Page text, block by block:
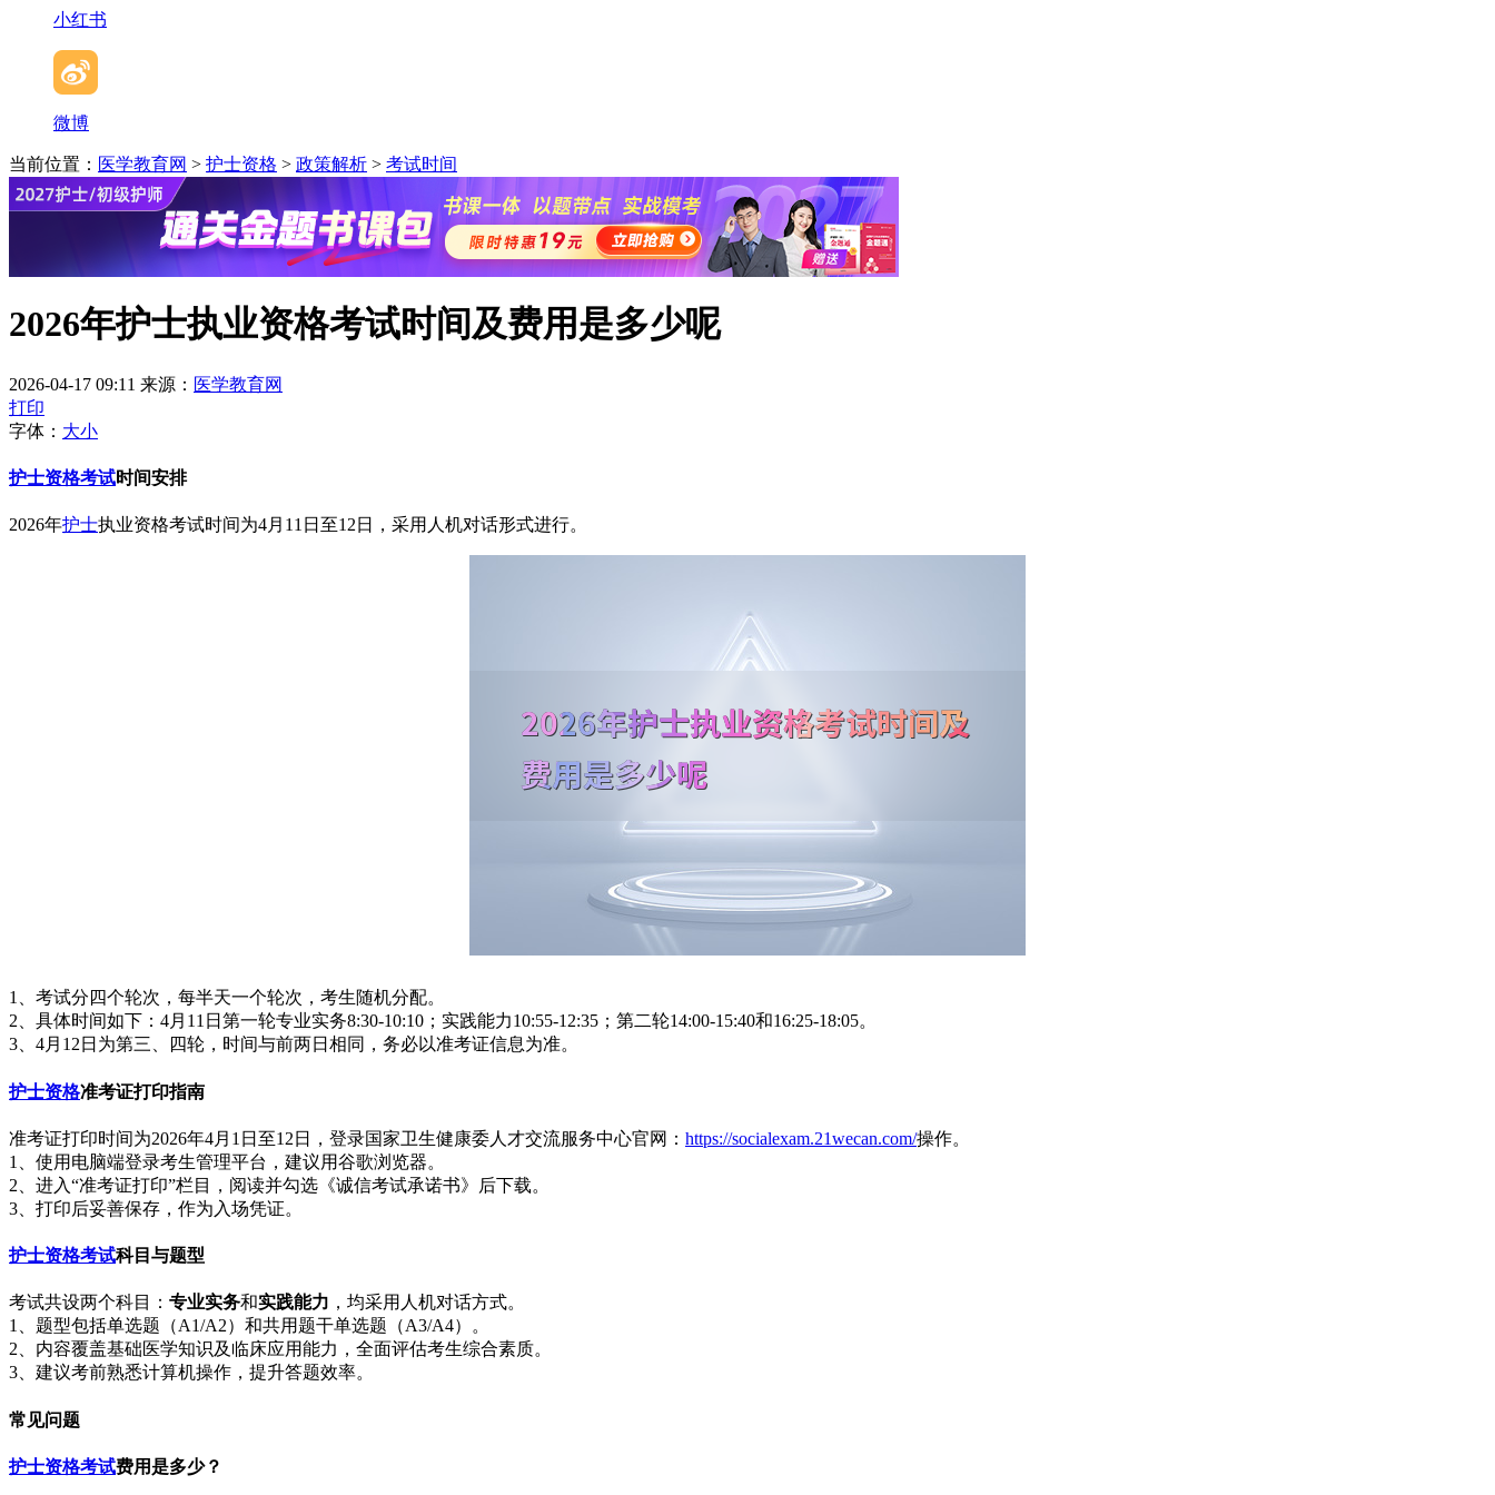
小红书
微博
当前位置： 医学教育网 > 护士资格 > 政策解析 > 考试时间
2026年护士执业资格考试时间及费用是多少呢
2026-04-17 09:11 来源： 医学教育网
打印
字体： 大小
护士资格考试时间安排
2026年护士执业资格考试时间为4月11日至12日，采用人机对话形式进行。
1、考试分四个轮次，每半天一个轮次，考生随机分配。
2、具体时间如下：4月11日第一轮专业实务8:30-10:10；实践能力10:55-12:35；第二轮14:00-15:40和16:25-18:05。
3、4月12日为第三、四轮，时间与前两日相同，务必以准考证信息为准。
护士资格准考证打印指南
准考证打印时间为2026年4月1日至12日，登录国家卫生健康委人才交流服务中心官网： https://socialexam.21wecan.com/操作。
1、使用电脑端登录考生管理平台，建议用谷歌浏览器。
2、进入“准考证打印”栏目，阅读并勾选《诚信考试承诺书》后下载。
3、打印后妥善保存，作为入场凭证。
护士资格考试科目与题型
考试共设两个科目： 专业实务和实践能力 ，均采用人机对话方式。
1、题型包括单选题（A1/A2）和共用题干单选题（A3/A4）。
2、内容覆盖基础医学知识及临床应用能力，全面评估考生综合素质。
3、建议考前熟悉计算机操作，提升答题效率。
常见问题
护士资格考试费用是多少？